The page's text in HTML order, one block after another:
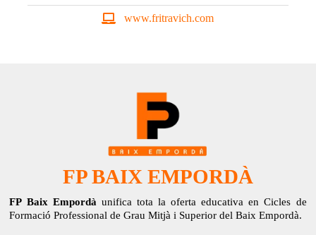
www.fritravich.com
FP BAIX EMPORDÀ
FP Baix Empordà unifica tota la oferta educativa en Cicles de
Formació Professional de Grau Mitjà i Superior del Baix Empordà.